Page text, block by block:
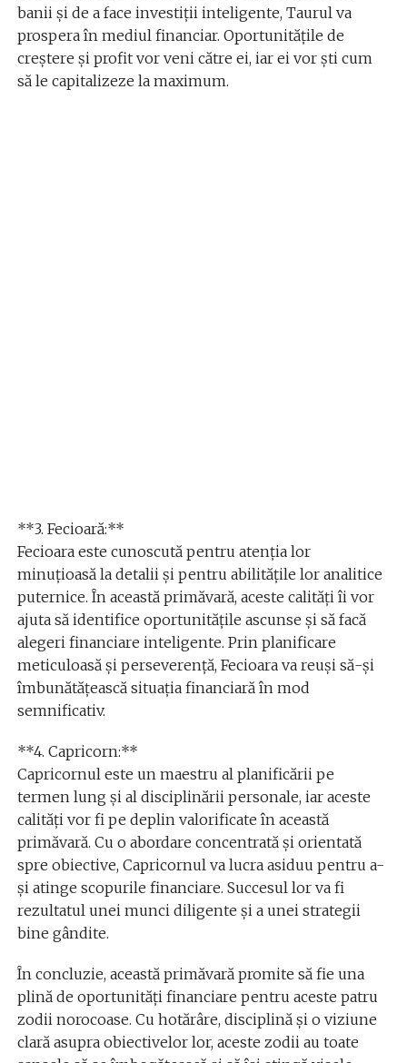
banii și de a face investiții inteligente, Taurul va
prospera în mediul financiar. Oportunitățile de
creștere și profit vor veni către ei, iar ei vor ști cum
să le capitalizeze la maximum.
**3. Fecioară:**
Fecioara este cunoscută pentru atenția lor
minuțioasă la detalii și pentru abilitățile lor analitice
puternice. În această primăvară, aceste calități îi vor
ajuta să identifice oportunitățile ascunse și să facă
alegeri financiare inteligente. Prin planificare
meticuloasă și perseverență, Fecioara va reuși să-și
îmbunătățească situația financiară în mod
semnificativ.
**4. Capricorn:**
Capricornul este un maestru al planificării pe
termen lung și al disciplinării personale, iar aceste
calități vor fi pe deplin valorificate în această
primăvară. Cu o abordare concentrată și orientată
spre obiective, Capricornul va lucra asiduu pentru a-
și atinge scopurile financiare. Succesul lor va fi
rezultatul unei munci diligente și a unei strategii
bine gândite.
În concluzie, această primăvară promite să fie una
plină de oportunități financiare pentru aceste patru
zodii norocoase. Cu hotărâre, disciplină și o viziune
clară asupra obiectivelor lor, aceste zodii au toate